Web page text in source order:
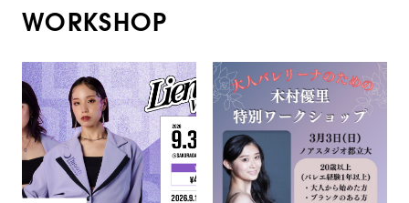
WORKSHOP